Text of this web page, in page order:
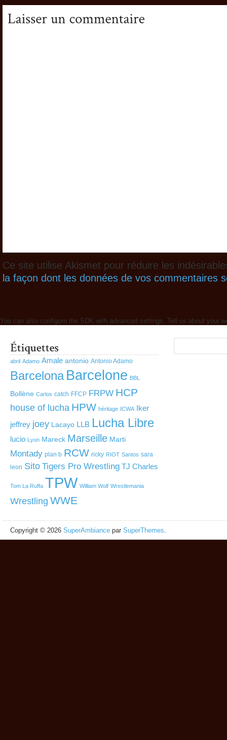
Ce site utilise Akismet pour réduire les
la façon dont les données de vos commentaires
You can also configure the SDK with advanced settings. Tell us about your
abril Adamo Amale antonio Antonio Adamo
Barcelona Barcelone BBL
Bollène Carlos catch FFCP FRPW HCP
house of lucha HPW héritage ICWA Iker
jeffrey joey Lacayo LLB Lucha Libre
lucio Lyon Mareck Marseille Marti
Montady plan b RCW ricky RIOT Santos sara
leon Sito Tigers Pro Wrestling TJ Charles
Tom La Ruffa TPW William Wolf Wrestlemania
Wrestling WWE
Copyright © 2026 SuperAmbiance par SuperThemes